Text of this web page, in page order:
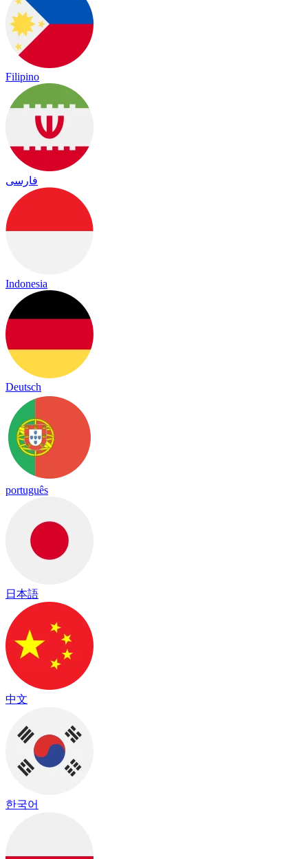
Filipino
فارسی
Indonesia
Deutsch
português
日本語
中文
한국어